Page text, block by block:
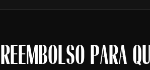
REEMBOLSO PARA